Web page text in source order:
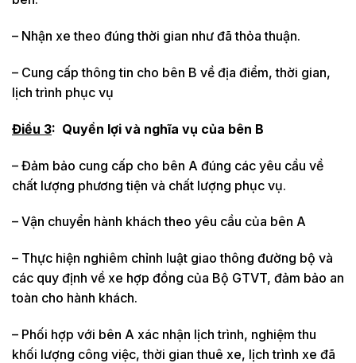
– Nhận xe theo đúng thời gian như đã thỏa thuận.
– Cung cấp thông tin cho bên B về địa điểm, thời gian,
lịch trình phục vụ
Điều 3: Quyền lợi và nghĩa vụ của bên B
– Đảm bảo cung cấp cho bên A đúng các yêu cầu về
chất lượng phương tiện và chất lượng phục vụ.
– Vận chuyển hành khách theo yêu cầu của bên A
– Thực hiện nghiêm chỉnh luật giao thông đường bộ và
các quy định về xe hợp đồng của Bộ GTVT, đảm bảo an
toàn cho hành khách.
– Phối hợp với bên A xác nhận lịch trình, nghiệm thu
khối lượng công việc, thời gian thuê xe, lịch trình xe đã